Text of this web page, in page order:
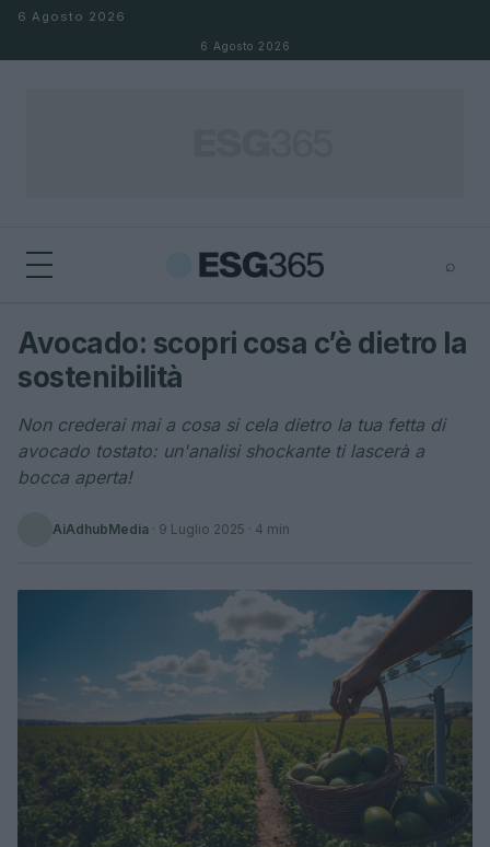
Salta al contenuto
6 Agosto 2026
6 Agosto 2026
⌕
Cerca ⌕ ×
Avocado: scopri cosa c’è dietro la
sostenibilità
Non crederai mai a cosa si cela dietro la tua fetta di
avocado tostato: un'analisi shockante ti lascerà a
bocca aperta!
AiAdhubMedia · 9 Luglio 2025 · 4 min